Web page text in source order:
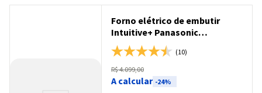
Forno elétrico de embutir
Intuitive+ Panasonic
Multifunções com Grill e
Convecção 80L Inox - HL-
CX668SRPK
(10)
R$4.099,00
A calcular -24%